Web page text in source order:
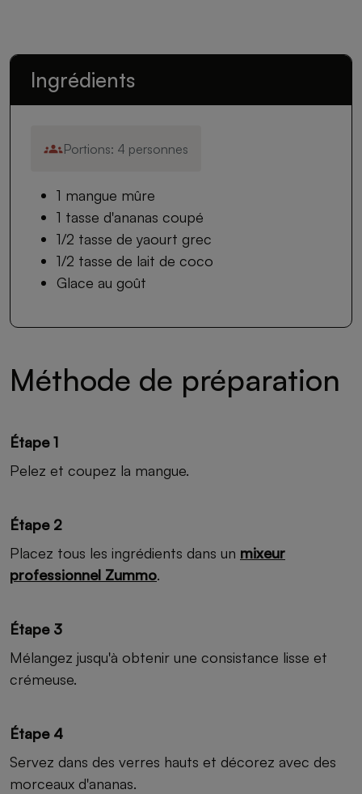
Ingrédients
Portions: 4 personnes
1 mangue mûre
1 tasse d'ananas coupé
1/2 tasse de yaourt grec
1/2 tasse de lait de coco
Glace au goût
Méthode de préparation
Étape 1
Pelez et coupez la mangue.
Étape 2
Placez tous les ingrédients dans un mixeur
professionnel Zummo.
Étape 3
Mélangez jusqu'à obtenir une consistance lisse et
crémeuse.
Étape 4
Servez dans des verres hauts et décorez avec des
morceaux d'ananas.